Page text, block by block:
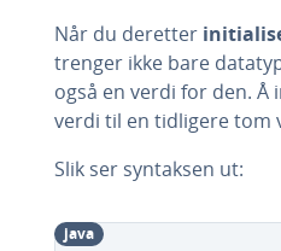
Når du deretter
trenger ikke bare
også en verdi for den.
verdi til en tidligere tom
Slik ser syntaksen ut:
java